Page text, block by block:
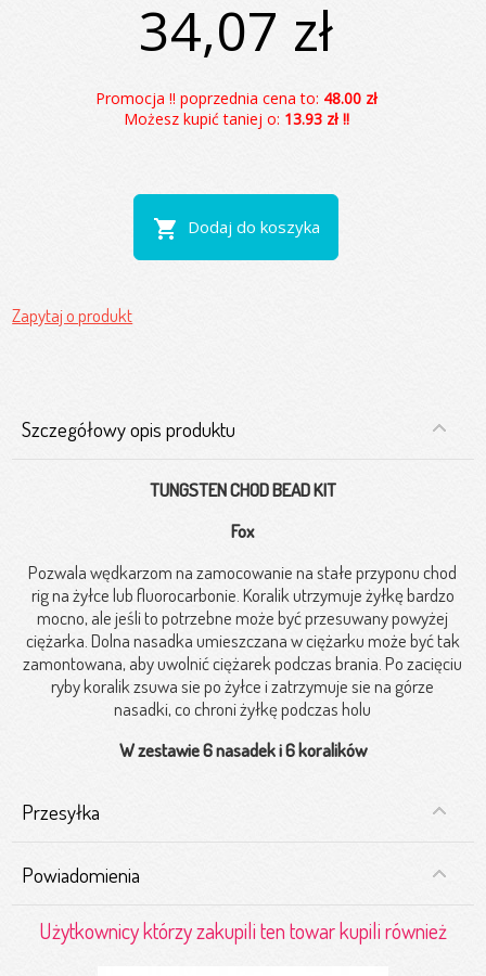
34,07 zł
Promocja !! poprzednia cena to: 48.00 zł
Możesz kupić taniej o: 13.93 zł !!
shopping_cart Dodaj do koszyka
Zapytaj o produkt
Szczegółowy opis produktu
TUNGSTENCHODBEADKIT
Fox
Pozwala wędkarzom na zamocowanie na stałe przyponuchod
rigna żyłce lubfluorocarbonie. Koralik utrzymuje żyłkę bardzo
mocno, ale jeśli to potrzebne może być przesuwany powyżej
ciężarka. Dolna nasadka umieszczana w ciężarku może być tak
zamontowana, aby uwolnić ciężarek podczas brania. Po zacięciu
ryby koralik zsuwa sie po żyłce i zatrzymuje sie na górze
nasadki, co chroni żyłkę podczas holu
W zestawie 6 nasadek i 6 koralików
Przesyłka
Powiadomienia
Użytkownicy którzy zakupili ten towar kupili również